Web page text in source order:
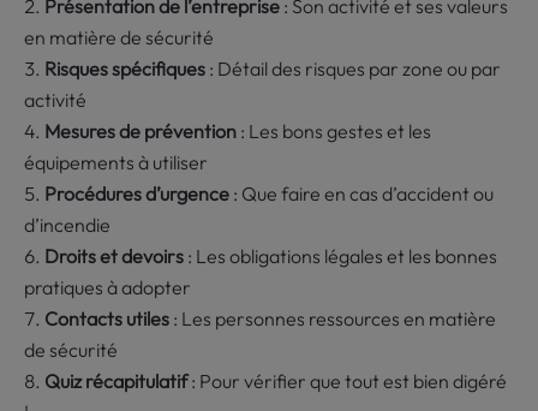
Présentation de l’entreprise : Son activité et ses valeurs
en matière de sécurité
Risques spécifiques : Détail des risques par zone ou par
activité
Mesures de prévention : Les bons gestes et les
équipements à utiliser
Procédures d’urgence : Que faire en cas d’accident ou
d’incendie
Droits et devoirs : Les obligations légales et les bonnes
pratiques à adopter
Contacts utiles : Les personnes ressources en matière
de sécurité
Quiz récapitulatif: Pour vérifier que tout est bien digéré